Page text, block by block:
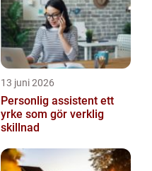
13 juni 2026
Personlig assistent ett
yrke som gör verklig
skillnad